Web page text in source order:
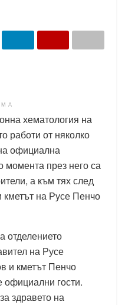
хематология на
работи от няколко
официална
през него са
а към тях след
кметът на Русе Пенчо
отделението
на Русе
и кметът Пенчо
официални гости.
здравето на